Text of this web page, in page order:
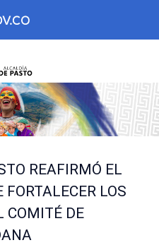
REAFIRMÓ EL
LOS
COMITÉ DE